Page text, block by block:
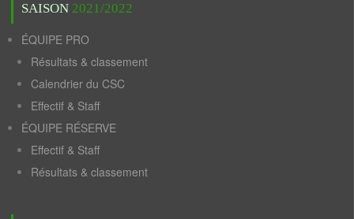
SAISON 2021/2022
ÉQUIPE PRO
Résultats & classement
Calendrier du CSC
Effectif & Staff
ÉQUIPE RÉSERVE
Effectif & Staff
Résultats & classement